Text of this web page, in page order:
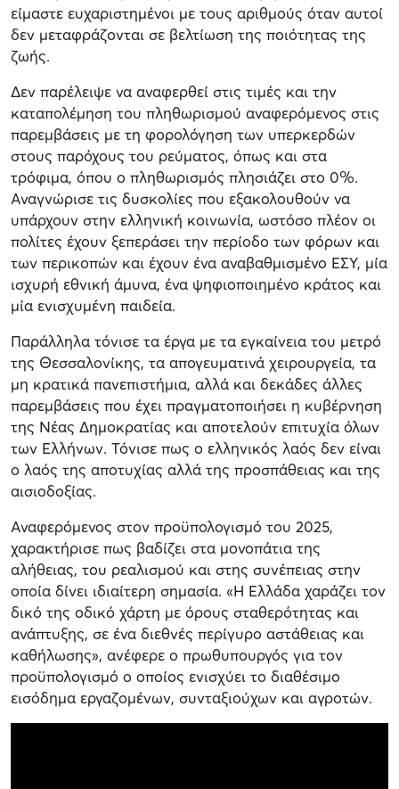
είμαστε ευχαριστημένοι με τους αριθμούς όταν αυτοί
δεν μεταφράζονται σε βελτίωση της ποιότητας της
ζωής.
Δεν παρέλειψε να αναφερθεί στις τιμές και την
καταπολέμηση του πληθωρισμού αναφερόμενος στις
παρεμβάσεις με τη φορολόγηση των υπερκερδών
στους παρόχους του ρεύματος, όπως και στα
τρόφιμα, όπου ο πληθωρισμός πλησιάζει στο 0%.
Αναγνώρισε τις δυσκολίες που εξακολουθούν να
υπάρχουν στην ελληνική κοινωνία, ωστόσο πλέον οι
πολίτες έχουν ξεπεράσει την περίοδο των φόρων και
των περικοπών και έχουν ένα αναβαθμισμένο ΕΣΥ, μία
ισχυρή εθνική άμυνα, ένα ψηφιοποιημένο κράτος και
μία ενισχυμένη παιδεία.
Παράλληλα τόνισε τα έργα με τα εγκαίνεια του μετρό
της Θεσσαλονίκης, τα απογευματινά χειρουργεία, τα
μη κρατικά πανεπιστήμια, αλλά και δεκάδες άλλες
παρεμβάσεις που έχει πραγματοποιήσει η κυβέρνηση
της Νέας Δημοκρατίας και αποτελούν επιτυχία όλων
των Ελλήνων. Τόνισε πως ο ελληνικός λαός δεν είναι
ο λαός της αποτυχίας αλλά της προσπάθειας και της
αισιοδοξίας.
Αναφερόμενος στον προϋπολογισμό του 2025,
χαρακτήρισε πως βαδίζει στα μονοπάτια της
αλήθειας, του ρεαλισμού και στης συνέπειας στην
οποία δίνει ιδιαίτερη σημασία. «Η Ελλάδα χαράζει τον
δικό της οδικό χάρτη με όρους σταθερότητας και
ανάπτυξης, σε ένα διεθνές περίγυρο αστάθειας και
καθήλωσης», ανέφερε ο πρωθυπουργός για τον
προϋπολογισμό ο οποίος ενισχύει το διαθέσιμο
εισόδημα εργαζομένων, συνταξιούχων και αγροτών.